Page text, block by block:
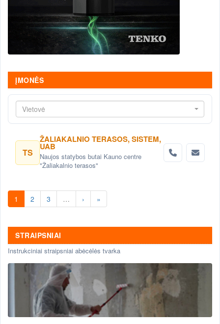
ĮMONĖS
Vietovė
TS
ŽALIAKALNIO TERASOS, SISTEM,
UAB
Naujos statybos butai Kauno centre
"Žaliakalnio terasos"
1 2 3 … › »
STRAIPSNIAI
Instrukciniai straipsniai abėcėlės tvarka